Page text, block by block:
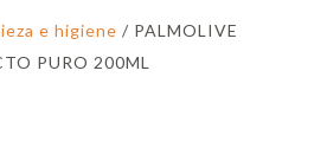
e higiene / PALMOLIVE
PURO 200ML